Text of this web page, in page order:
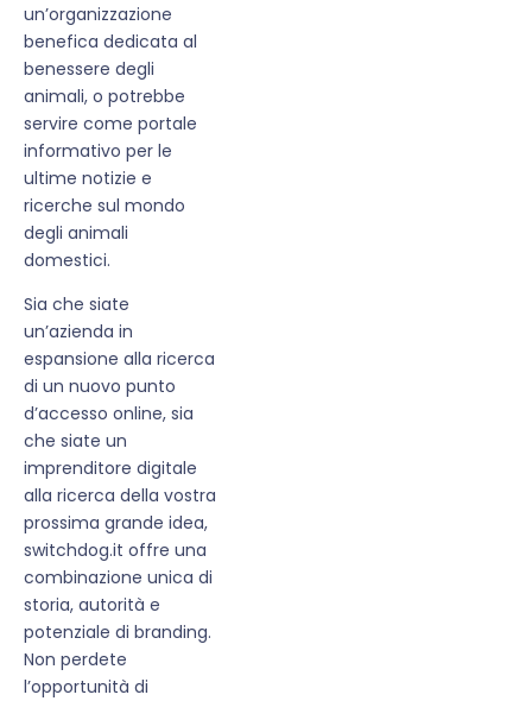
un’organizzazione
benefica dedicata al
benessere degli
animali, o potrebbe
servire come portale
informativo per le
ultime notizie e
ricerche sul mondo
degli animali
domestici.
Sia che siate
un’azienda in
espansione alla ricerca
di un nuovo punto
d’accesso online, sia
che siate un
imprenditore digitale
alla ricerca della vostra
prossima grande idea,
switchdog.it offre una
combinazione unica di
storia, autorità e
potenziale di branding.
Non perdete
l’opportunità di